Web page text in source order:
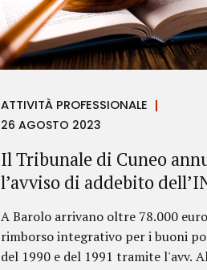
ATTIVITÀ PROFESSIONALE
26 AGOSTO 2023
Il Tribunale di Cuneo
l’avviso di addebito
A Barolo arrivano oltre 78.000
rimborso integrativo per i buoni
del 1990 e del 1991 tramite l'avv.